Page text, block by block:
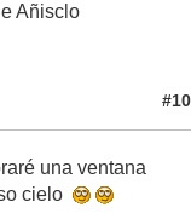
Añisclo
#10
una ventana
cielo